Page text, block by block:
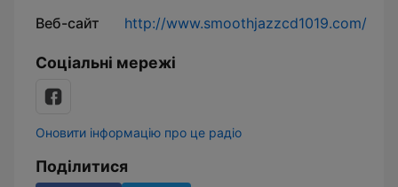
Веб-сайт http://www.smoothjazzcd1019.com/
Соціальні мережі
Оновити інформацію про це радіо
Поділитися